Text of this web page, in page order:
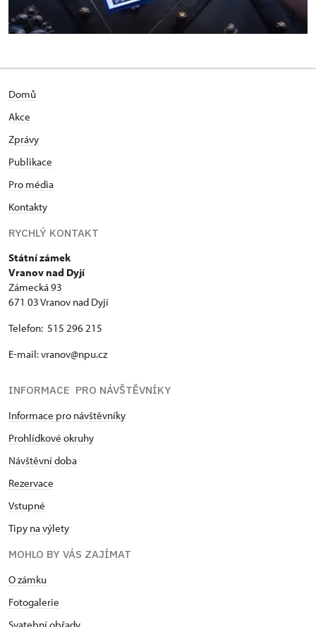
Domů
Akce
Zprávy
Publikace
Pro média
Kontakty
RYCHLÝ KONTAKT
Státní zámek
Vranov nad Dyjí
Zámecká 93
671 03 Vranov nad Dyjí
Telefon: 515 296 215
E-mail: vranov@npu.cz
INFORMACE PRO NÁVŠTĚVNÍKY
Informace pro návštěvníky
Prohlídkové okruhy
Návštěvní doba
Rezervace
Vstupné
Tipy na výlety
MOHLO BY VÁS ZAJÍMAT
O zámku
Fotogalerie